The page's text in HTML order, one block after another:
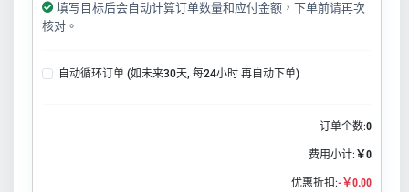
填写目标后会自动计算订单数量和应付金额，下单前请再次
核对。
自动循环订单 (如未来30天, 每24小时 再自动下单)
订单个数:0
费用小计: ￥0
优惠折扣:-￥0.00